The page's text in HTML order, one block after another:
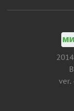
ver.